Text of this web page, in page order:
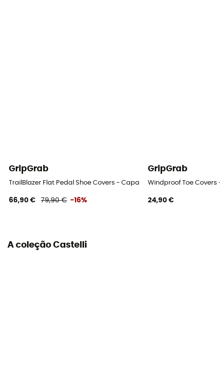
GripGrab
TrailBlazer Flat Pedal Shoe Covers - Capas de calçado
66,90 € 79,90 € -16%
GripGrab
Windproof Toe
24,90 €
A coleção Castelli